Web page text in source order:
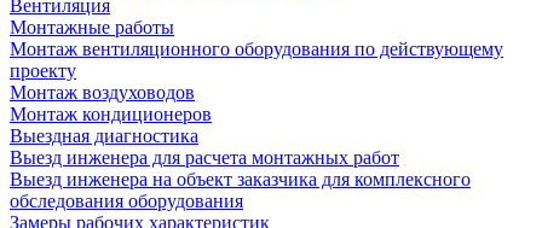
Вентиляция
Монтажные работы
Монтаж вентиляционного оборудования по действующему
проекту
Монтаж воздуховодов
Монтаж кондиционеров
Выездная диагностика
Выезд инженера для расчета монтажных работ
Выезд инженера на объект заказчика для комплексного
обследования оборудования
Замеры рабочих характеристик